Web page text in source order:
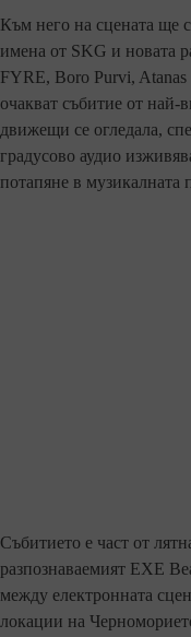
Към него на сцената ще
имена от SKG и новата
FYRE, Boro Purvi,
очакват събитие от най-
движещи се огледала,
градусово аудио
потапяне в музикалната
Събитието е част от
разпознаваемият EXE
между електронната
локации на